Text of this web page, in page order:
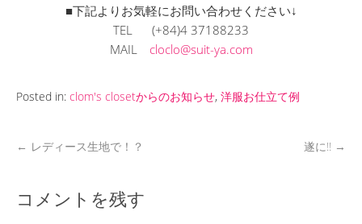
■下記よりお気軽にお問い合わせください↓
TEL (+84)4 37188233
MAIL cloclo@suit-ya.com
Posted in: clom's closetからのお知らせ, 洋服お仕立て例
← レディース生地で！？ 遂に!! →
コメントを残す